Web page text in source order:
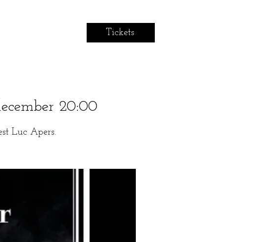
Tickets
20:00
Luc Apers.